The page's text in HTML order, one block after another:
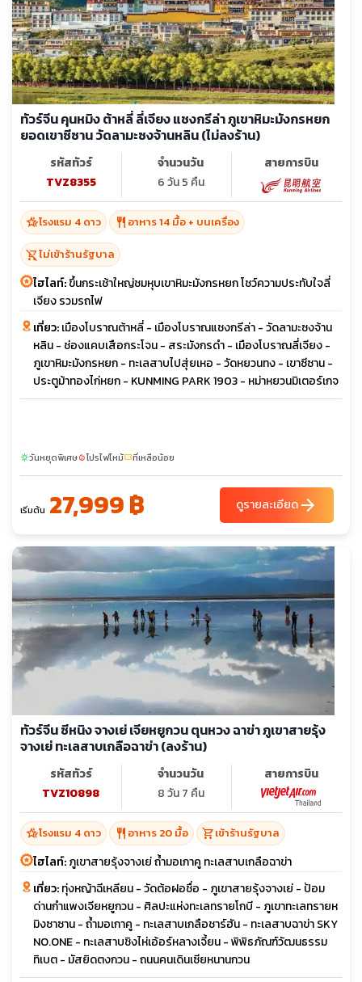
ทัวร์จีน คุนหมิง ต้าหลี่ ลี่เจียง แชงกรีล่า ภูเขาหิมะมังกรหยก
ยอดเขาซีซาน วัดลามะซงจ้านหลิน (ไม่ลงร้าน)
รหัสทัวร์
TVZ8355
จำนวนวัน
6 วัน 5 คืน
สายการบิน
hotel_classโรงแรม 4 ดาว restaurant อาหาร 14 มื้อ + บนเครื่อง
shopping_cart_offไม่เข้าร้านรัฐบาล
ไฮไลท์:ขึ้นกระเช้าใหญ่ชมหุบเขาหิมะมังกรหยก โชว์ความประทับใจลี่
เจียง รวมรถไฟ
เที่ยว:เมืองโบราณต้าหลี่ - เมืองโบราณแชงกรีล่า - วัดลามะซงจ้าน
หลิน - ช่องแคบเสือกระโจน - สระมังกรดำ - เมืองโบราณลี่เจียง -
ภูเขาหิมะมังกรหยก - ทะเลสาบไปสุ่ยเหอ - วัดหยวนทง - เขาซีซาน -
ประตูม้าทองไก่หยก - KUNMING PARK 1903 - หม่าหยวนมิเตอร์เกจ
sunnyวันหยุดพิเศษlocal_fire_departmentโปรไฟไหม้confirmation_numberที่เหลือน้อย
เริ่มต้น 27,999 ฿ ดูรายละเอียดarrow_forward
ทัวร์จีน ซีหนิง จางเย่ เจียหยูกวน ตุนหวง ฉาข่า ภูเขาสายรุ้ง
จางเย่ ทะเลสาบเกลือฉาข่า (ลงร้าน)
รหัสทัวร์
TVZ10898
จำนวนวัน
8 วัน 7 คืน
สายการบิน
hotel_classโรงแรม 4 ดาว restaurant อาหาร 20 มื้อ shopping_cartเข้าร้านรัฐบาล
ไฮไลท์:ภูเขาสายรุ้งจางเย่ ถ้ำมอเกาคู ทะเลสาบเกลือฉาข่า
เที่ยว:ทุ่งหญ้าฉีเหลียน - วัดต้อฝอชื่อ - ภูเขาสายรุ้งจางเย่ - ป้อม
ด่านกำแพงเจียหยูกวน - ศิลปะแห่งทะเลทรายโกบี - ภูเขาทะเลทรายห
มิงซาซาน - ถ้ำมอเกาคู - ทะเลสาบเกลือชาร์ฮัน - ทะเลสาบฉาข่า SKY
NO.ONE - ทะเลสาบชิงไห่เอ้อร์หลางเจี้ยน - พิพิธภัณฑ์วัฒนธรรม
ทิเบต - มัสยิดตงกวน - ถนนคนเดินเซียหนานกวน